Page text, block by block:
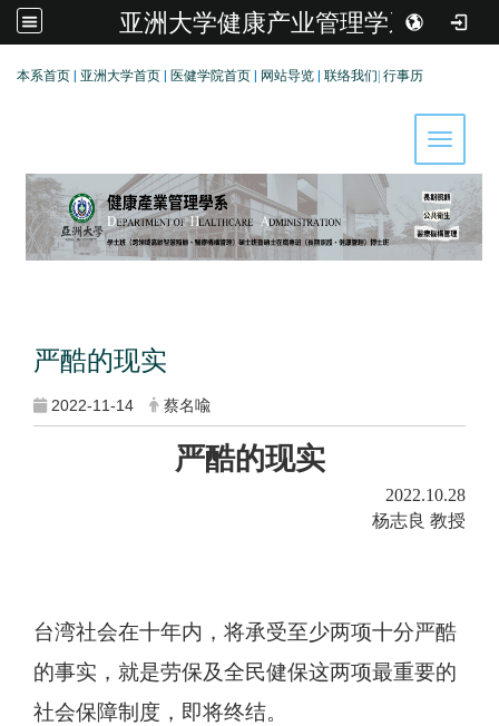
亚洲大学健康产业管理学系
本系首页 亚洲大学首页 医健学院首页 网站导览 联络我们 行事历
Toggle
严酷的现实
2022-11-14 蔡名喩
严酷的现实
2022.10.28
杨志良 教授
台湾社会在十年内，将承受至少两项十分严酷
的事实，就是劳保及全民健保这两项最重要的
社会保障制度，即将终结。